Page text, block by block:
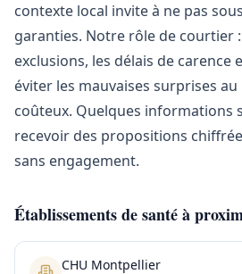
contexte local invite à ne pas
garanties. Notre rôle de courtier
exclusions, les délais de carence
éviter les mauvaises surprises
coûteux. Quelques informations
recevoir des propositions
sans engagement.
Établissements de santé à
CHU Montpellier